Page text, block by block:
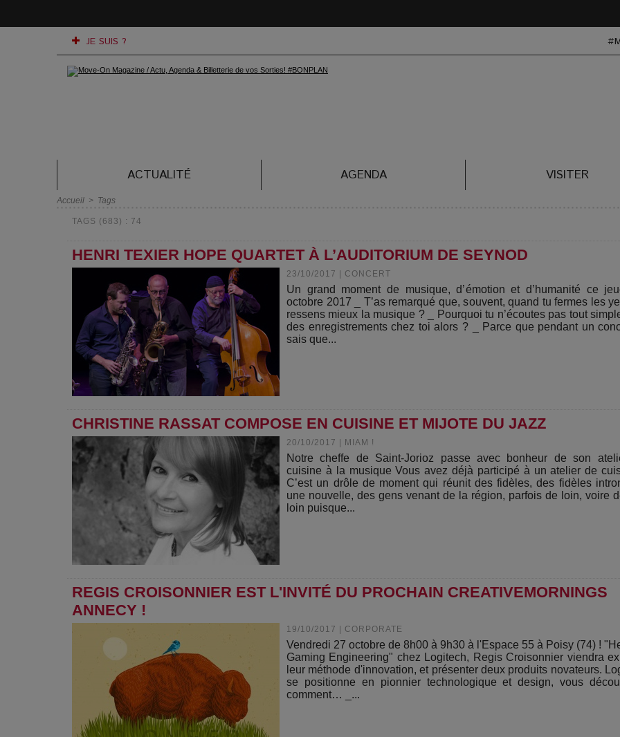
JE SUIS ?
ACTUALITÉ AGENDA VISITER
Accueil > Tags
TAGS (683) : 74
HENRI TEXIER HOPE QUARTET À L’AUDITORIUM DE SEYNOD
23/10/2017 CONCERT
Un grand moment de musique, d’émotion et d’humanité ce
octobre 2017 _ T’as remarqué que, souvent, quand tu fermes les
ressens mieux la musique ? _ Pourquoi tu n’écoutes pas tout
des enregistrements chez toi alors ? _ Parce que pendant un
sais que...
CHRISTINE RASSAT COMPOSE EN CUISINE ET MIJOTE DU JAZZ
20/10/2017 MIAM !
Notre cheffe de Saint-Jorioz passe avec bonheur de son
cuisine à la musique Vous avez déjà participé à un atelier de
C’est un drôle de moment qui réunit des fidèles, des fidèles
une nouvelle, des gens venant de la région, parfois de loin, voire
loin puisque...
REGIS CROISONNIER EST L'INVITÉ DU PROCHAIN CREATIVEMORNINGS
ANNECY !
19/10/2017 CORPORATE
Vendredi 27 octobre de 8h00 à 9h30 à l'Espace 55 à Poisy (74) !
Gaming Engineering" chez Logitech, Regis Croisonnier viendra
leur méthode d'innovation, et présenter deux produits novateurs.
se positionne en pionnier technologique et design, vous
comment… _...